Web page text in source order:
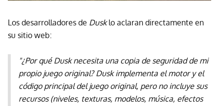
Los desarrolladores de Dusklo aclaran directamente en
su sitio web:
"¿Por qué Dusk necesita una copia de seguridad de mi
propio juego original? Dusk implementa el motor y el
código principal del juego original, pero no incluye sus
recursos (niveles, texturas, modelos, música, efectos